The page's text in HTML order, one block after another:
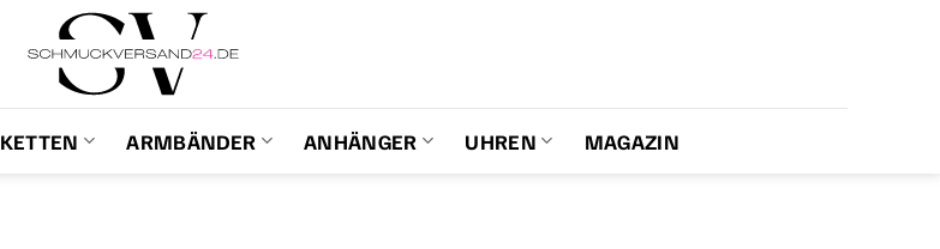
KETTEN ARMBÄNDER ANHÄNGER UHREN MAGAZIN